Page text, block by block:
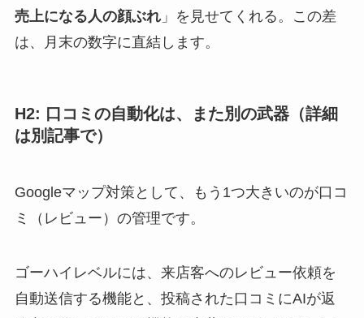
売上になる人の顔ぶれ」を見せてくれる。この差
は、月末の数字に直結します。
H2: 口コミの自動化は、また別の武器（詳細
は別記事で）
Googleマップ対策として、もう1つ大きいのが口コ
ミ（レビュー）の管理です。
ゴーハイレベルには、来店客へのレビュー依頼を
自動送信する機能と、投稿された口コミにAIが返